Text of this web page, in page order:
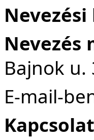
Nevezés
Bajnok u.
E-mail-